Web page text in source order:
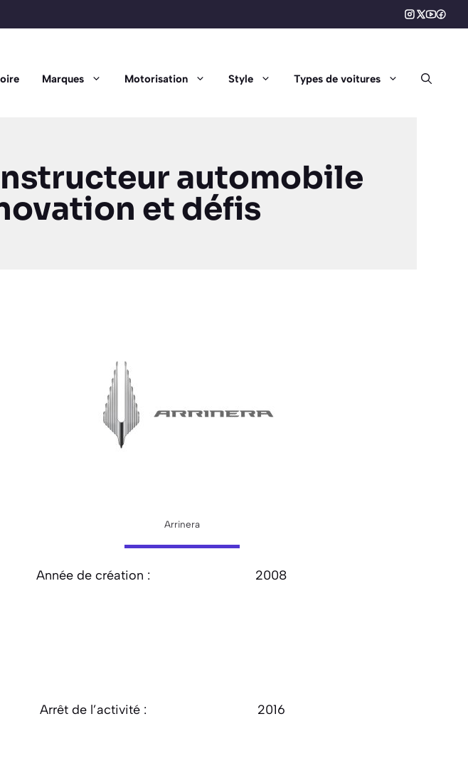
Marques Motorisation Style Types de voitures
automobile
et défis
Arrinera
Année de création : 2008
Arrêt de l’activité : 2016